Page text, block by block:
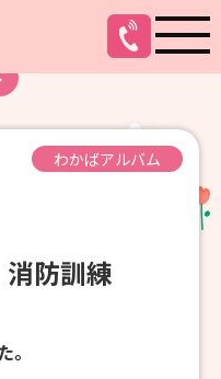
わかばアルバム
防訓練